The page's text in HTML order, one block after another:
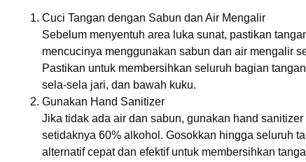
Cuci Tangan dengan Sabun dan Air Mengalir
Sebelum menyentuh area luka sunat, pastikan
mencucinya menggunakan sabun dan air mengalir
Pastikan untuk membersihkan seluruh bagian
sela-sela jari, dan bawah kuku.
Gunakan Hand Sanitizer
Jika tidak ada air dan sabun, gunakan hand
setidaknya 60% alkohol. Gosokkan hingga seluruh
alternatif cepat dan efektif untuk membersihkan